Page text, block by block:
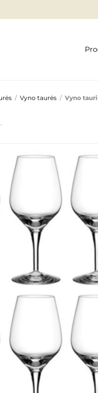
/ Vyno taurės / Vyno
Wait...